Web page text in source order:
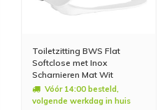
Toiletzitting BWS Flat
Softclose met Inox
Scharnieren Mat Wit
Vóór 14:00 besteld,
volgende werkdag in huis